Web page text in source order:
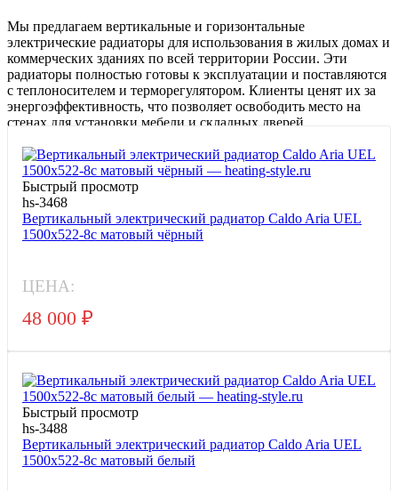
Мы предлагаем вертикальные и горизонтальные
электрические радиаторы для использования в жилых домах и
коммерческих зданиях по всей территории России. Эти
радиаторы полностью готовы к эксплуатации и поставляются
с теплоносителем и терморегулятором. Клиенты ценят их за
энергоэффективность, что позволяет освободить место на
стенах для установки мебели и складных дверей.
подробнее...
Быстрый просмотр
hs-3468
Вертикальный электрический радиатор Caldo Aria UEL
1500x522-8с матовый чёрный
ЦЕНА:
48 000 ₽
Быстрый просмотр
hs-3488
Вертикальный электрический радиатор Caldo Aria UEL
1500x522-8с матовый белый